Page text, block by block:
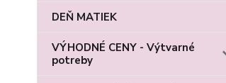
DEŇ MATIEK
VÝHODNÉ CENY - Výtvarné
potreby